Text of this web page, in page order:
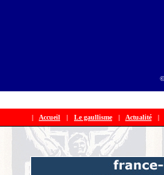
| Accueil | Le gaullisme| Actualité